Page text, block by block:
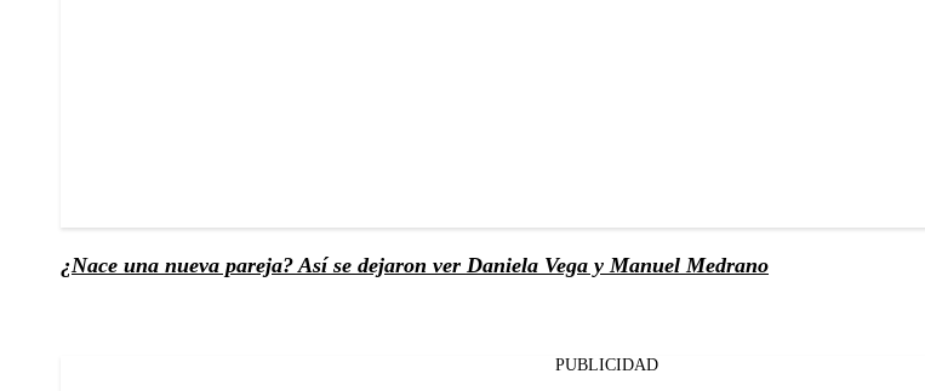
¿Nace una nueva pareja? Así se dejaron ver Daniela Vega y Manuel Medrano
PUBLICIDAD